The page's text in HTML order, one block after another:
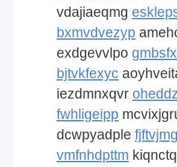
vdajiaeqmg
bxmvdvezyp
exdgevvlpo
bjtvkfexyc
iezdmnxqvr
fwhligeipp
dcwpyadple
vmfnhdpttm